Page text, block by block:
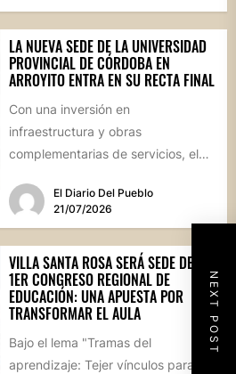
NEXT POST
LA NUEVA SEDE DE LA UNIVERSIDAD
PROVINCIAL DE CÓRDOBA EN
ARROYITO ENTRA EN SU RECTA FINAL
Con una inversión en
infraestructura y obras
complementarias de servicios, el
etapa de culminación....
El Diario Del Pueblo
21/07/2026
VILLA SANTA ROSA SERÁ SEDE DEL
1ER CONGRESO REGIONAL DE
EDUCACIÓN: UNA APUESTA POR
TRANSFORMAR EL AULA
Bajo el lema "Tramas del
aprendizaje: Tejer vínculos para